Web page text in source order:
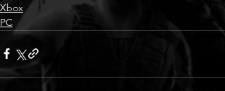
Xbox
PC